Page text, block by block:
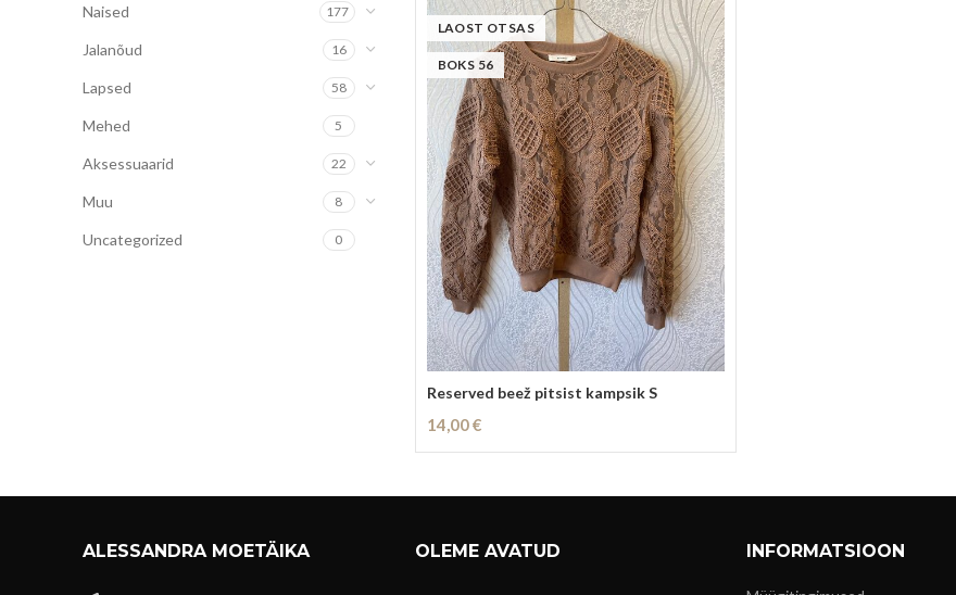
Naised 177
Jalanõud 16
Lapsed 58
Mehed 5
Aksessuaarid 22
Muu 8
Uncategorized 0
LAOST OTSAS
BOKS 56
Reserved beež pitsist kampsik S
14,00€
Loe Edasi
ALESSANDRA MOETÄIKA OLEME AVATUD INFORMATSIOON